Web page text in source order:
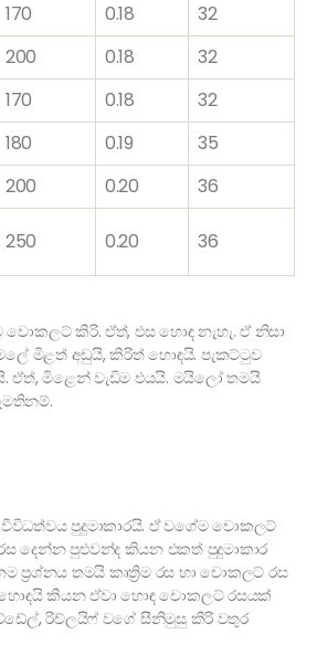
170 0.18
32
200 0.18
32
170 0.18
32
180 0.19
35
200 0.20
36
250 0.20 36
කිරි. ඒත්, එස හොඳ නැහැ. ඒ නිසා
මිළත් අඩුයි, කිරිත් හොඳයි. පැකට්ටුව
ඒත්, මිළෙන් වැඩිම එයයි. මයිලෝ තමයි
පුදුමාකාරයි. ඒ වගේම චොකලට්
දෙන්න පුළුවන්ද කියන එකත් පුදුමාකාර
ප්‍රශ්නය තමයි කෘත්‍රිම රස හා චොකලට් රස
කියන ඒවා හොඳ චොකලට් රසයක්
රිච්ලයිෆ් වගේ සීනිමුසු කිරි වතුර